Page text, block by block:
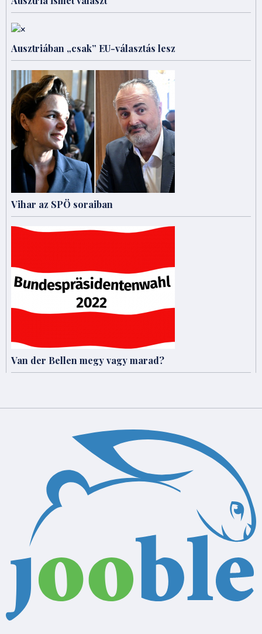
Ausztriában „csak” EU-választás lesz
Vihar az SPÖ soraiban
Van der Bellen megy vagy marad?